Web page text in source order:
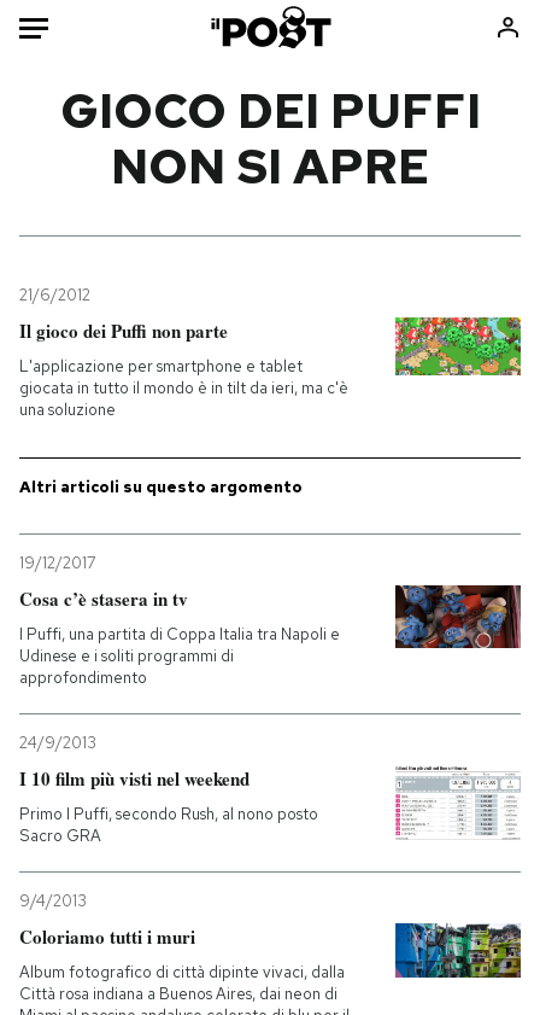
Mondo
Tecnologia
Internet
Scienza
Cultura
Sport
Libri
Ok Boomer!
PODCAST
NEWSLETTER
I MIEI PREFERITI
SHOP
CALENDARIO
AREA PERSONALE
GIOCO DEI PUFFI
NON SI APRE
21/6/2012
Il gioco dei Puffi non parte
L'applicazione per smartphone e tablet
giocata in tutto il mondo è in tilt da ieri, ma c'è
una soluzione
Altri articoli su questo argomento
19/12/2017
Cosa c’è stasera in tv
I Puffi, una partita di Coppa Italia tra Napoli e
Udinese e i soliti programmi di
approfondimento
24/9/2013
I 10 film più visti nel weekend
Primo I Puffi, secondo Rush, al nono posto
Sacro GRA
9/4/2013
Coloriamo tutti i muri
Album fotografico di città dipinte vivaci, dalla
Città rosa indiana a Buenos Aires, dai neon di